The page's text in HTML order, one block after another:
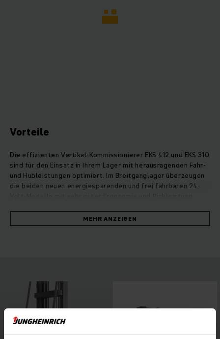
Vorteile
Die effizienten Vertikal-Kommissionierer EKS 412 und EKS 310
sind für den Einsatz in Ihrem Lager mit herausragenden Fahr-
und Hubleistungen optimiert. Im Breitganglager überzeugen
die beiden neuen energiesparenden und frei fahrbaren 24-
Kommissionierhöhen von über 10 Meter problemlos möglich.
Durch ihre zahlreichen individuellen Ausstattungsoptionen
Ionen-Power oder Blei-Säure-Batterien: Unsere neuen
Vertikal-Kommissionierer EKS 412 und EKS 310 vereinen
optimale Pickleistung und überzeugende Energieeffizienz.
MEHR ANZEIGEN